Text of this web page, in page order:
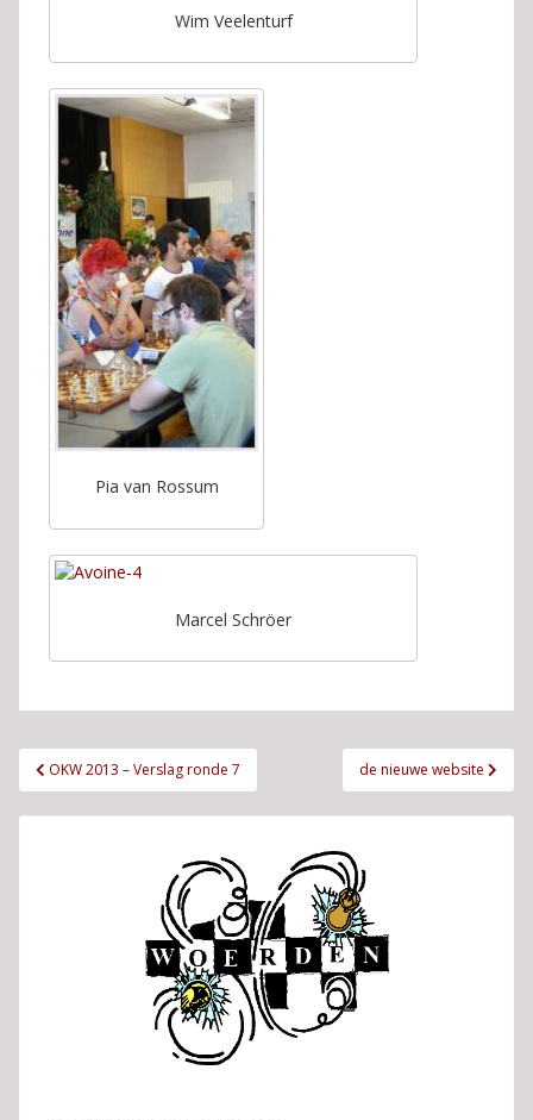
Wim Veelenturf
Pia van Rossum
Marcel Schröer
Bericht
navigatie
OKW 2013 – Verslag ronde 7 de nieuwe website